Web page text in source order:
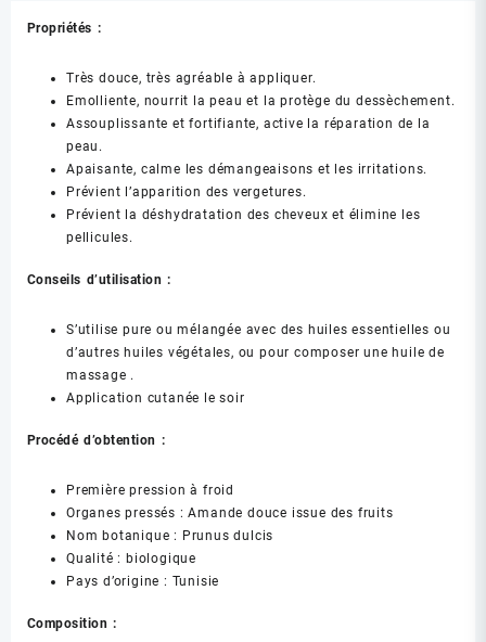
Propriétés :
Très douce, très agréable à appliquer.
Emolliente, nourrit la peau et la protège du dessèchement.
Assouplissante et fortifiante, active la réparation de la
peau.
Apaisante, calme les démangeaisons et les irritations.
Prévient l’apparition des vergetures.
Prévient la déshydratation des cheveux et élimine les
pellicules.
Conseils d’utilisation :
S’utilise pure ou mélangée avec des huiles essentielles ou
d’autres huiles végétales, ou pour composer une huile de
massage .
Application cutanée le soir
Procédé d’obtention :
Première pression à froid
Organes pressés : Amande douce issue des fruits
Nom botanique : Prunus dulcis
Qualité : biologique
Pays d’origine : Tunisie
Composition :